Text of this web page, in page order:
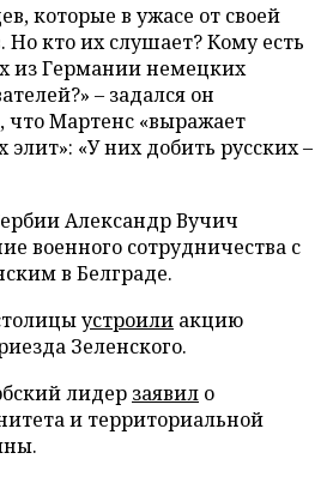
которые в ужасе от своей
Но кто их слушает? Кому есть
из Германии немецких
– задался он
что Мартенс «выражает
«У них добить русских –
Александр Вучич
военного сотрудничества с
в Белграде.
устроили акцию
Зеленского.
лидер заявил о
и территориальной